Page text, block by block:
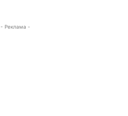
- Реклама -